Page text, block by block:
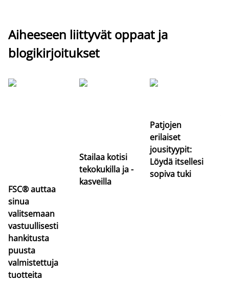
Aiheeseen liittyvät oppaat ja
blogikirjoitukset
FSC® auttaa
sinua
valitsemaan
vastuullisesti
hankitusta
puusta
valmistettuja
tuotteita
Stailaa kotisi
tekokukilla ja -
kasveilla
Patjojen
erilaiset
jousityypit:
Löydä itsellesi
sopiva tuki